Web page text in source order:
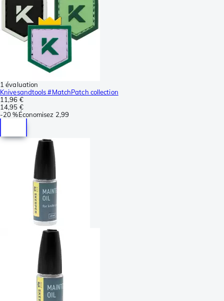
1 évaluation
Knivesandtools #MatchPatch collection
11,96 €
14,95 €
-20 %Économisez 2,99